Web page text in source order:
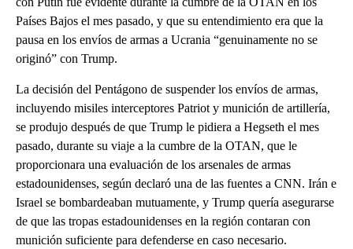
Países Bajos el mes pasado, y que su entendimiento era que la
pausa en los envíos de armas a Ucrania “genuinamente no se
originó” con Trump.
La decisión del Pentágono de suspender los envíos de armas,
incluyendo misiles interceptores Patriot y munición de artillería,
se produjo después de que Trump le pidiera a Hegseth el mes
pasado, durante su viaje a la cumbre de la OTAN, que le
proporcionara una evaluación de los arsenales de armas
estadounidenses, según declaró una de las fuentes a CNN. Irán e
Israel se bombardeaban mutuamente, y Trump quería asegurarse
de que las tropas estadounidenses en la región contaran con
munición suficiente para defenderse en caso necesario.